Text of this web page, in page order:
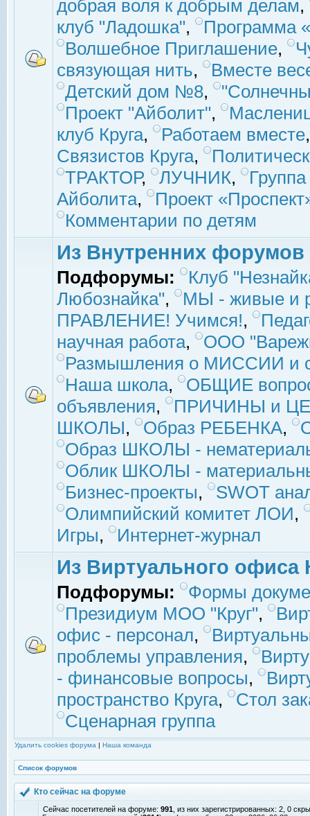
добрая воля к добрым делам,
клуб "Ладошка",
Программа
Волшебное Приглашение,
связующая нить,
Вместе
Детский дом №8,
Проект "Айболит",
клуб Круга, Работаем вместе
Связистов Круга,
ТРАКТОР, ЛУЧНИК,
Айболита,
Проект
Комментарии по детям
Из Внутренних форумов
Подфорумы:
Клуб
Любознайка",
МЫ - живые и
ПРАВЛЕНИЕ! Учимся!,
научная работа,
ООО
Размышления о МИССИИ и
Наша школа,
ОБЩИЕ
объявления,
ПРИЧИНЫ и
ШКОЛЫ, Образ РЕБЕНКА,
Образ ШКОЛЫ -
Облик ШКОЛЫ -
Бизнес-проекты,
SWOT
Олимпийский комитет ЛОИ,
Игры, Интернет-журнал
Из Виртуального офиса
Подфорумы:
Формы
Президиум МОО "Круг",
офис - персонал,
проблемы управления,
- финансовые вопросы,
пространство Круга,
Стол
Сценарная группа
Удалить cookies форума | Наша команда
Список форумов
Кто сейчас на форуме
Сейчас посетителей на форуме: 991 , из них зарегистрированных: 2, 0